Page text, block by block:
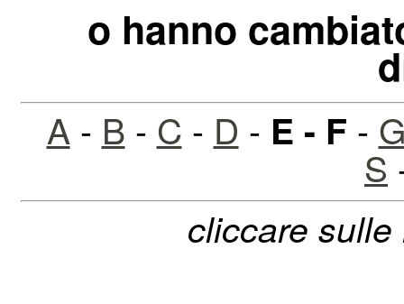
o hanno
A - B - C - D - E - F -
S
cliccare